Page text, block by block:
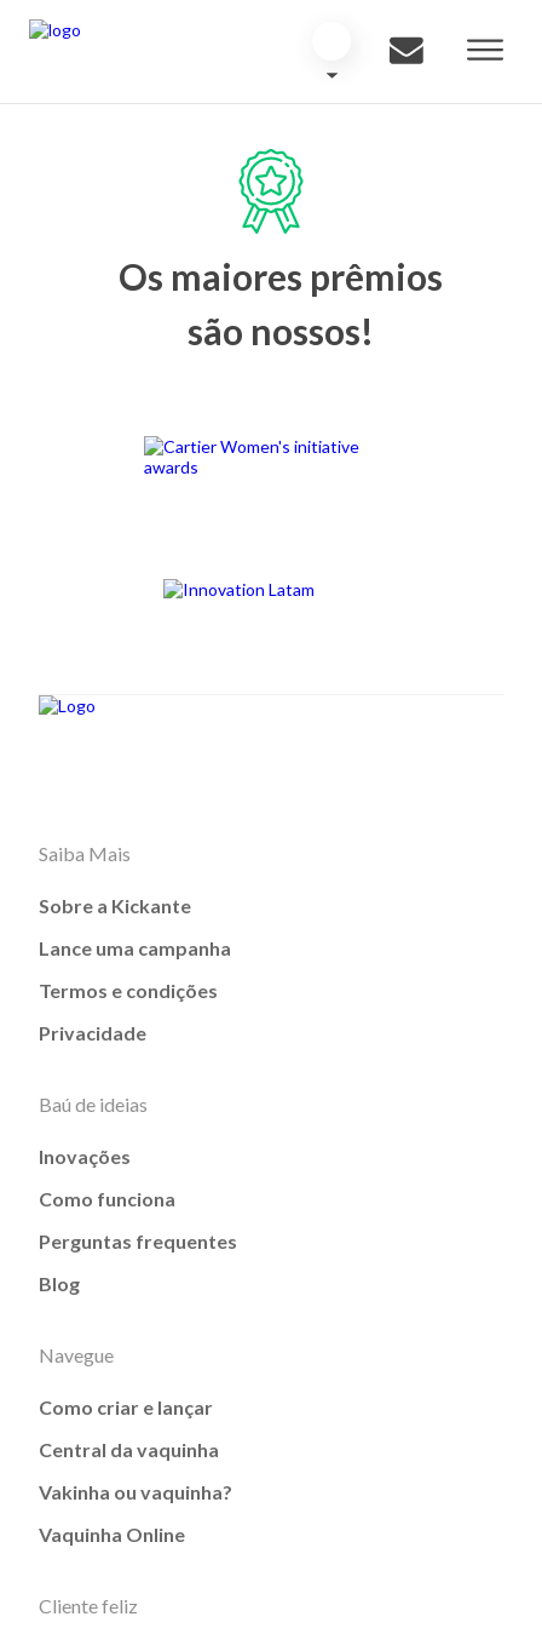
Os maiores prêmios
são nossos!
Saiba Mais
Sobre a Kickante
Lance uma campanha
Termos e condições
Privacidade
Baú de ideias
Inovações
Como funciona
Perguntas frequentes
Blog
Navegue
Como criar e lançar
Central da vaquinha
Vakinha ou vaquinha?
Vaquinha Online
Cliente feliz